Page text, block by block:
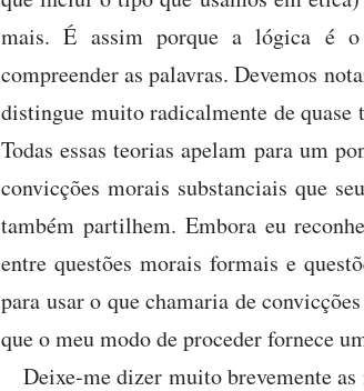
mais. É assim porque a lógica é
compreender as palavras. Devemos
distingue muito radicalmente de quase
Todas essas teorias apelam para um
convicções morais substanciais que
também partilhem. Embora eu
entre questões morais formais e
para usar o que chamaria de
que o meu modo de proceder fornece
Deixe-me dizer muito brevemente as